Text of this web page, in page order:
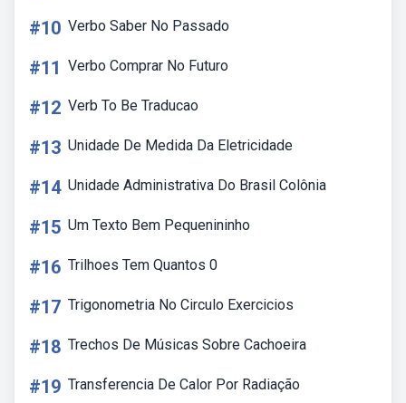
#10 Verbo Saber No Passado
#11 Verbo Comprar No Futuro
#12 Verb To Be Traducao
#13 Unidade De Medida Da Eletricidade
#14 Unidade Administrativa Do Brasil Colônia
#15 Um Texto Bem Pequenininho
#16 Trilhoes Tem Quantos 0
#17 Trigonometria No Circulo Exercicios
#18 Trechos De Músicas Sobre Cachoeira
#19 Transferencia De Calor Por Radiação